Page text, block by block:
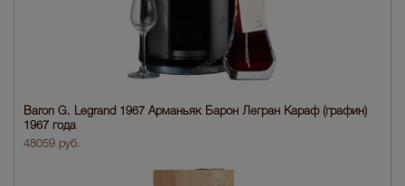
Baron G. Legrand 1967 Арманьяк Барон Легран Караф (графин)
1967 года
48059 руб.